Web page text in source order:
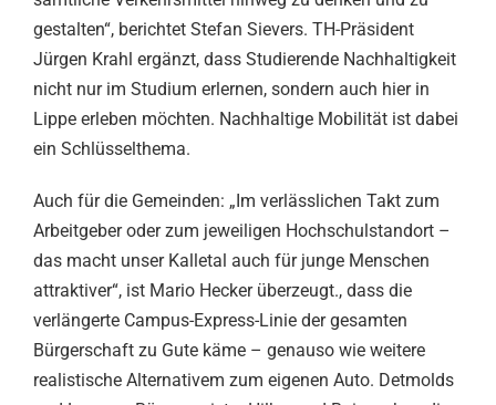
gestalten“, berichtet Stefan Sievers. TH-Präsident
Jürgen Krahl ergänzt, dass Studierende Nachhaltigkeit
nicht nur im Studium erlernen, sondern auch hier in
Lippe erleben möchten. Nachhaltige Mobilität ist dabei
ein Schlüsselthema.
Auch für die Gemeinden: „Im verlässlichen Takt zum
Arbeitgeber oder zum jeweiligen Hochschulstandort –
das macht unser Kalletal auch für junge Menschen
attraktiver“, ist Mario Hecker überzeugt., dass die
verlängerte Campus-Express-Linie der gesamten
Bürgerschaft zu Gute käme – genauso wie weitere
realistische Alternativem zum eigenen Auto. Detmolds